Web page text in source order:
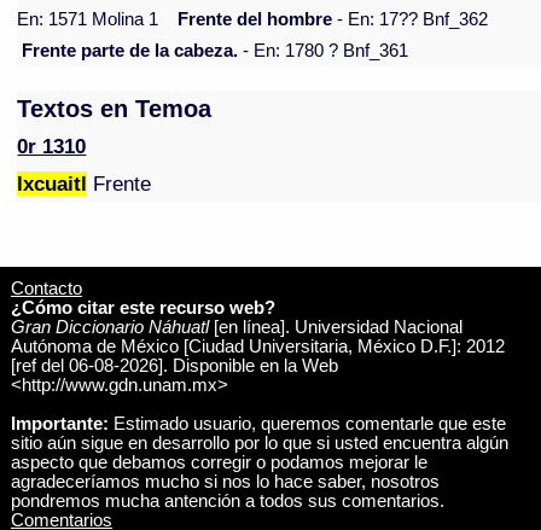
En: 1571 Molina 1
Frente del hombre - En: 17?? Bnf_362
Frente parte de la cabeza. - En: 1780 ? Bnf_361
Textos en Temoa
0r 1310
Ixcuaitl Frente
Contacto
¿Cómo citar este recurso web?
Gran Diccionario Náhuatl[en línea]. Universidad Nacional
Autónoma de México [Ciudad Universitaria, México D.F.]: 2012
[ref del 06-08-2026]. Disponible en la Web
<http://www.gdn.unam.mx>
Importante: Estimado usuario, queremos comentarle que este
sitio aún sigue en desarrollo por lo que si usted encuentra algún
aspecto que debamos corregir o podamos mejorar le
agradeceríamos mucho si nos lo hace saber, nosotros
pondremos mucha antención a todos sus comentarios.
Comentarios